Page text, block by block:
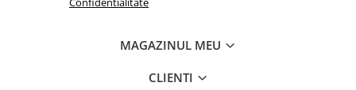
MAGAZINUL MEU
CLIENTI